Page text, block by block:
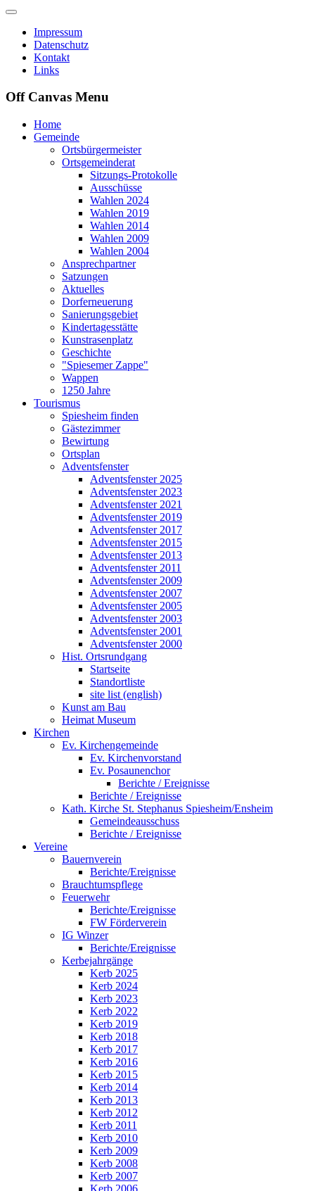
Impressum
Datenschutz
Kontakt
Links
Off Canvas Menu
Home
Gemeinde
Ortsbürgermeister
Ortsgemeinderat
Sitzungs-Protokolle
Ausschüsse
Wahlen 2024
Wahlen 2019
Wahlen 2014
Wahlen 2009
Wahlen 2004
Ansprechpartner
Satzungen
Aktuelles
Dorferneuerung
Sanierungsgebiet
Kindertagesstätte
Kunstrasenplatz
Geschichte
"Spiesemer Zappe"
Wappen
1250 Jahre
Tourismus
Spiesheim finden
Gästezimmer
Bewirtung
Ortsplan
Adventsfenster
Adventsfenster 2025
Adventsfenster 2023
Adventsfenster 2021
Adventsfenster 2019
Adventsfenster 2017
Adventsfenster 2015
Adventsfenster 2013
Adventsfenster 2011
Adventsfenster 2009
Adventsfenster 2007
Adventsfenster 2005
Adventsfenster 2003
Adventsfenster 2001
Adventsfenster 2000
Hist. Ortsrundgang
Startseite
Standortliste
site list (english)
Kunst am Bau
Heimat Museum
Kirchen
Ev. Kirchengemeinde
Ev. Kirchenvorstand
Ev. Posaunenchor
Berichte / Ereignisse
Berichte / Ereignisse
Kath. Kirche St. Stephanus Spiesheim/Ensheim
Gemeindeausschuss
Berichte / Ereignisse
Vereine
Bauernverein
Berichte/Ereignisse
Brauchtumspflege
Feuerwehr
Berichte/Ereignisse
FW Förderverein
IG Winzer
Berichte/Ereignisse
Kerbejahrgänge
Kerb 2025
Kerb 2024
Kerb 2023
Kerb 2022
Kerb 2019
Kerb 2018
Kerb 2017
Kerb 2016
Kerb 2015
Kerb 2014
Kerb 2013
Kerb 2012
Kerb 2011
Kerb 2010
Kerb 2009
Kerb 2008
Kerb 2007